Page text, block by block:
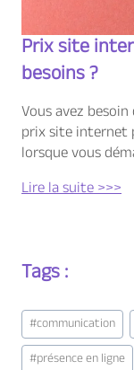
Prix site
besoins ?
Vous avez
prix site internet
lorsque vous
Lire la suite >>>
Tags :
Étiquettes
de
la
#communication
#présence en ligne